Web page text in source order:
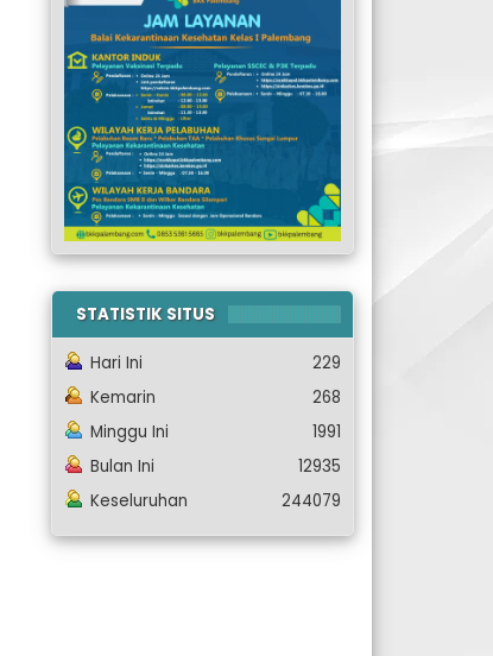
STATISTIK SITUS
Hari Ini
229
Kemarin
268
Minggu Ini
1991
Bulan Ini
12935
Keseluruhan
244079